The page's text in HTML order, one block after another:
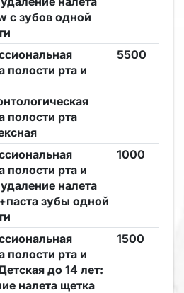
с зубов одной
полости рта и
полости рта
5500
полости рта и
налета
зубы одной
1000
полости рта и
до 14 лет:
налета щетка
1500